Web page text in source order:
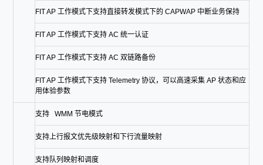
FIT AP 工作模式下支持直接转发模式下的 CAPWAP 中断业务保持
FIT AP 工作模式下支持 AC 统一认证
FIT AP 工作模式下支持 AC 双链路备份
FIT AP 工作模式下支持 Telemetry 协议，可以高速采集 AP 状态和应
用体验参数
支持 WMM 节电模式
支持上行报文优先级映射和下行流量映射
支持队列映射和调度